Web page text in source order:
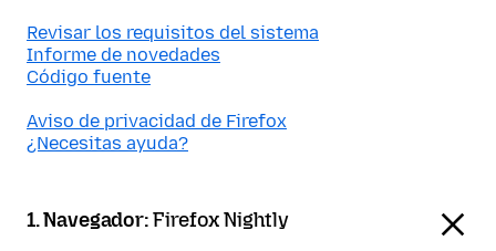
Revisar los requisitos del sistema
Informe de novedades
Código fuente
Aviso de privacidad de Firefox
¿Necesitas ayuda?
1. Navegador:Firefox Nightly